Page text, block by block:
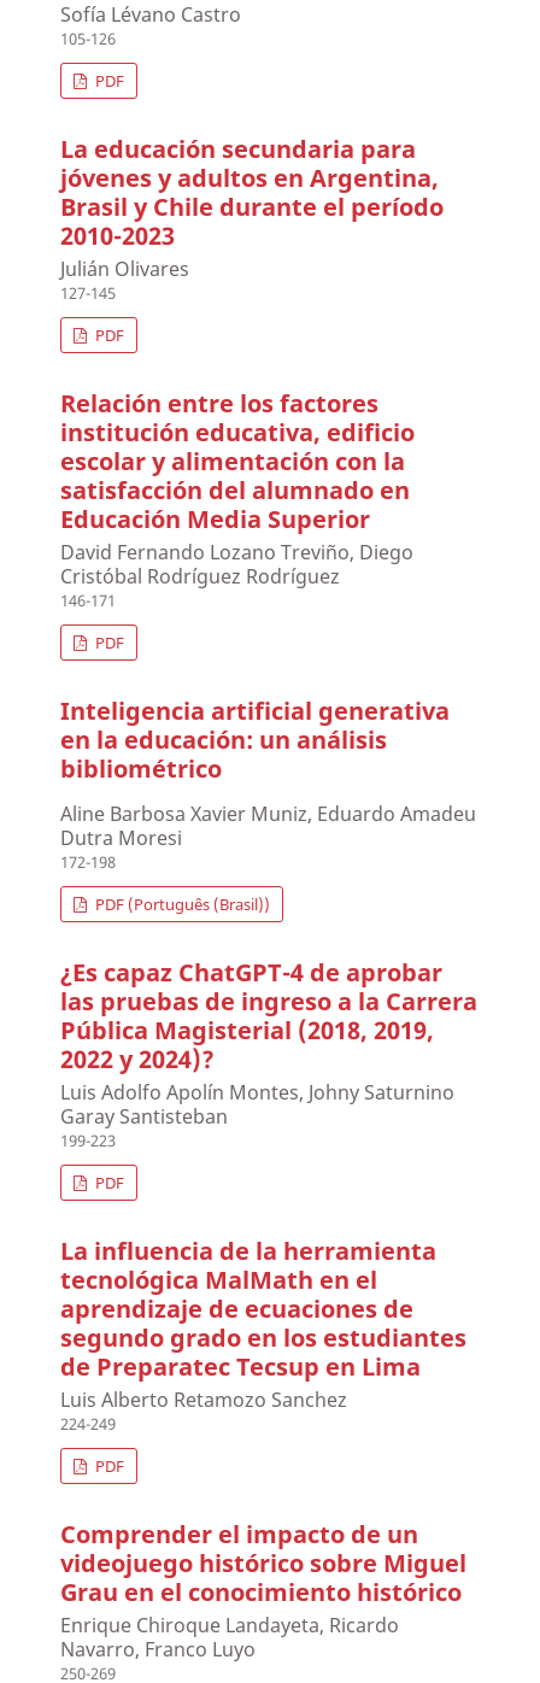
Sofía Lévano Castro
105-126
PDF
La educación secundaria para
jóvenes y adultos en Argentina,
Brasil y Chile durante el período
2010-2023
Julián Olivares
127-145
PDF
Relación entre los factores
institución educativa, edificio
escolar y alimentación con la
satisfacción del alumnado en
Educación Media Superior
David Fernando Lozano Treviño, Diego
Cristóbal Rodríguez Rodríguez
146-171
PDF
Inteligencia artificial generativa
en la educación: un análisis
bibliométrico
Aline Barbosa Xavier Muniz, Eduardo Amadeu
Dutra Moresi
172-198
PDF (Português (Brasil))
¿Es capaz ChatGPT-4 de aprobar
las pruebas de ingreso a la Carrera
Pública Magisterial (2018, 2019,
2022 y 2024)?
Luis Adolfo Apolín Montes, Johny Saturnino
Garay Santisteban
199-223
PDF
La influencia de la herramienta
tecnológica MalMath en el
aprendizaje de ecuaciones de
segundo grado en los estudiantes
de Preparatec Tecsup en Lima
Luis Alberto Retamozo Sanchez
224-249
PDF
Comprender el impacto de un
videojuego histórico sobre Miguel
Grau en el conocimiento histórico
Enrique Chiroque Landayeta, Ricardo
Navarro, Franco Luyo
250-269